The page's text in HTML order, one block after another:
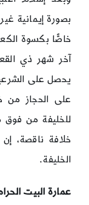
بصورة إيمانية
خاصًّا بكسوة
آخر شهر ذي
يحصل على
على الحجاز من
للخليفة من فوق
خلافة ناقصة،
الخليفة.
عمارة البيت